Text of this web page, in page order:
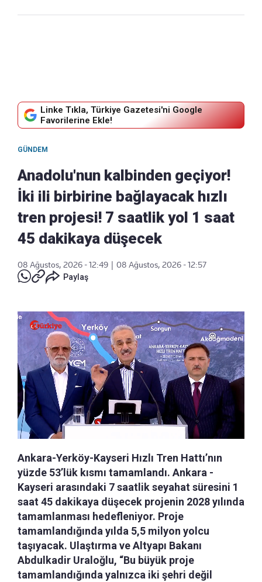
Linke Tıkla, Türkiye Gazetesi'ni Google
Favorilerine Ekle!
GÜNDEM
Anadolu'nun kalbinden geçiyor!
İki ili birbirine bağlayacak hızlı
tren projesi! 7 saatlik yol 1 saat
45 dakikaya düşecek
08 Ağustos, 2026 - 12:49
08 Ağustos, 2026 - 12:57
Paylaş
Ankara-Yerköy-Kayseri Hızlı Tren Hattı’nın
yüzde 53’lük kısmı tamamlandı. Ankara -
Kayseri arasındaki 7 saatlik seyahat süresini 1
saat 45 dakikaya düşecek projenin 2028 yılında
tamamlanması hedefleniyor. Proje
tamamlandığında yılda 5,5 milyon yolcu
taşıyacak. Ulaştırma ve Altyapı Bakanı
Abdulkadir Uraloğlu, “Bu büyük proje
tamamlandığında yalnızca iki şehri değil